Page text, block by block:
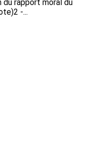
du rapport moral du
-...